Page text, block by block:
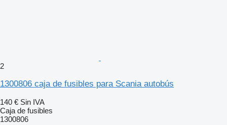
2
1300806 caja de fusibles para Scania autobús
140 € Sin IVA
Caja de fusibles
1300806